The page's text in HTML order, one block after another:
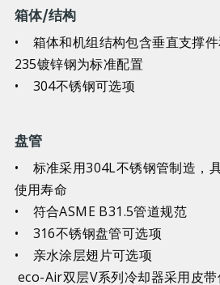
箱体/结构
• 箱体和机组结构包含垂直支撑
235镀锌钢为标准配置
• 304不锈钢可选项
盘管
• 标准采用304L不锈钢管制造，
使用寿命
• 符合ASME B31.5管道规范
• 316不锈钢盘管可选项
• 亲水涂层翅片可选项
eco-Air双层V系列冷却器采用皮